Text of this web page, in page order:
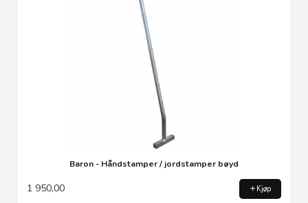
Baron - Håndstamper / jordstamper bøyd
1 950,00 Kjøp